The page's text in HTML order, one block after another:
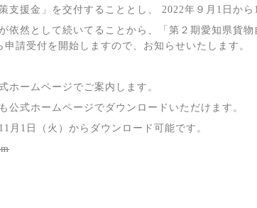
支援金」を交付することとし、 2022年９月1日か
依然として続いてることから、「第２期愛知県貨
申請受付を開始しますので、お知らせいたします。
ホームページでご案内します。
公式ホームページでダウンロードいただけます。
月1日（火）からダウンロード可能です。